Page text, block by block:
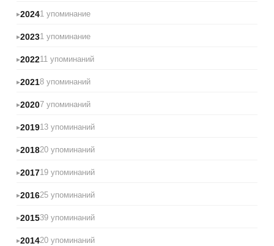
20241 упоминание
20231 упоминание
202211 упоминаний
20218 упоминаний
20207 упоминаний
201913 упоминаний
201820 упоминаний
201719 упоминаний
201625 упоминаний
201539 упоминаний
201420 упоминаний